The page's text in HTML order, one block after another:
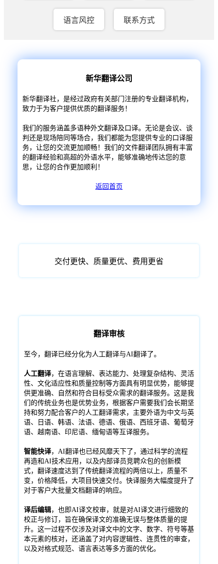
语言风控 联系方式
新华翻译公司
新华翻译社，是经过政府有关部门注册的专业翻译机构，
致力于为客户提供优质的翻译服务！
我们的服务涵盖多语种外文翻译及口译。无论是会议、谈
判还是现场陪同等场合，我们都能为您提供专业的口译服
务，让您的交流更加顺畅！我们的文件翻译团队拥有丰富
的翻译经验和高超的外语水平，能够准确地传达您的意
思，让您的合作更加顺利！
返回首页
交付更快、质量更优、费用更省
翻译审核
至今，翻译已经分化为人工翻译与AI翻译了。
人工翻译，在语言理解、表达能力、处理复杂结构、灵活
性、文化适应性和质量控制等方面具有明显优势，能够提
供更准确、自然和符合目标受众需求的翻译服务。这是我
们的传统业务也是优势业务，根据客户需要我们会长期坚
持和努力配合客户的人工翻译需求，主要外语为中文与英
语、日语、韩语、法语、德语、俄语、西班牙语、葡萄牙
语、越南语、印尼语、缅甸语等互译服务。
智能快译，AI翻译也已经风靡天下了，通过科学的流程
再造和AI技术应用，以及内部译员竞聘众包的创新模
式，翻译速度达到了传统翻译流程的两倍以上，质量不
变，价格降低，大项目快速交付。快译服务大幅度提升了
对于客户大批量文档翻译的响应。
译后编辑，也即AI译文校审，就是对AI译文进行细致的
校正与修订，旨在确保译文的准确无误与整体质量的提
升。这一过程不仅涉及对译文中的文字、数字、符号等基
本元素的核对，还涵盖了对内容逻辑性、连贯性的审查，
以及对格式规范、语言表达等多方面的优化。